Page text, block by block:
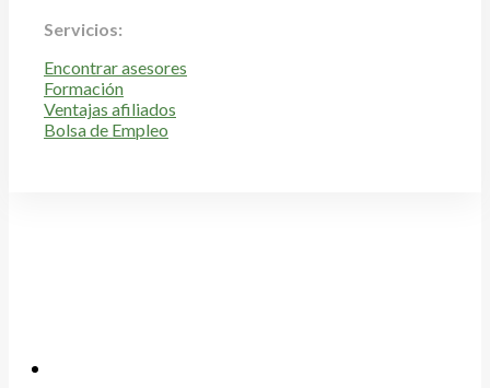
Servicios:
Encontrar asesores
Formación
Ventajas afiliados
Bolsa de Empleo